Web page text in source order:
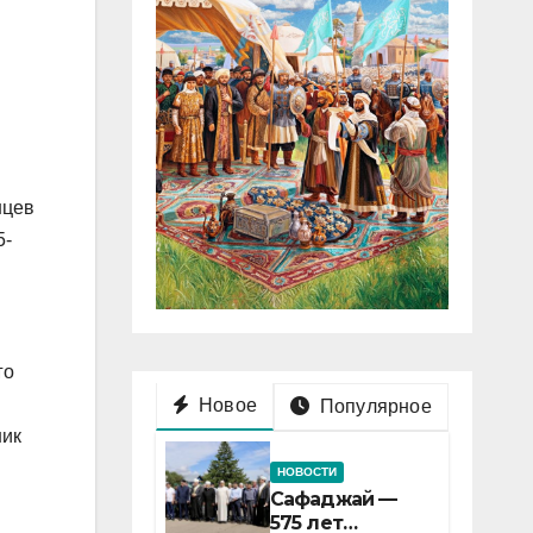
Новое Популярное
НОВОСТИ
Сафаджай —
575 лет